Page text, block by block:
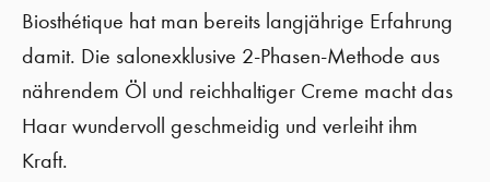
Biosthétique hat man bereits langjährige Erfahrung
damit. Die salonexklusive 2-Phasen-Methode aus
nährendem Öl und reichhaltiger Creme macht das
Haar wundervoll geschmeidig und verleiht ihm
Kraft.